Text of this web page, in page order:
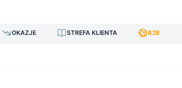
OKAZJE STREFA KLIENTA B2B